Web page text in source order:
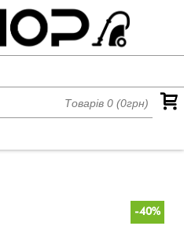
Товарів 0 (0грн)
-40%